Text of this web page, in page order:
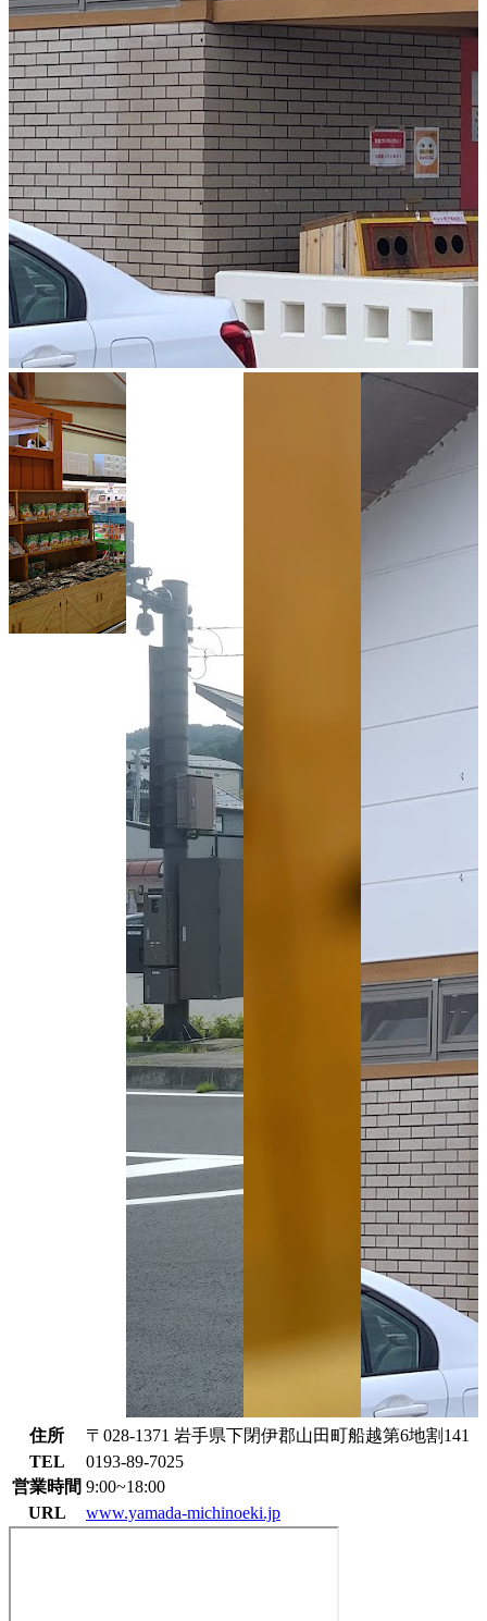
住所
〒028-1371 岩手県下閉伊郡山田町船越第6地割141
TEL
0193-89-7025
営業時間 9:00~18:00
URL
www.yamada-michinoeki.jp